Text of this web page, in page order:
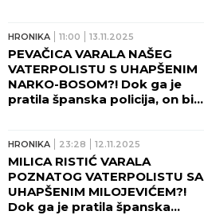
HRONIKA 11:00 13.11.2025
PEVAČICA VARALA NAŠEG
VATERPOLISTU S UHAPŠENIM
NARKO-BOSOM?! Dok ga je
pratila španska policija, on bio
HRONIKA 23:28 12.11.2025
MILICA RISTIĆ VARALA
POZNATOG VATERPOLISTU SA
UHAPŠENIM MILOJEVIĆEM?!
Dok ga je pratila španska